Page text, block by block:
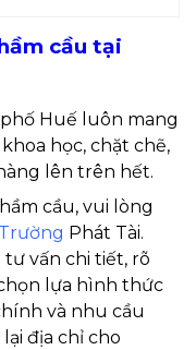
cầu tại
Huế luôn mang
học, chặt chẽ,
lên trên hết.
cầu, vui lòng
Phát Tài.
tư vấn chi tiết, rõ
lựa hình thức
và nhu cầu
địa chỉ cho